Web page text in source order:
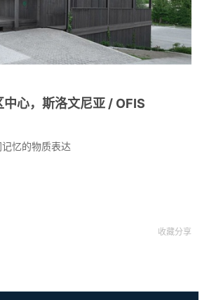
心，斯洛文尼亚 / OFIS
忆的物质表达
收藏分享